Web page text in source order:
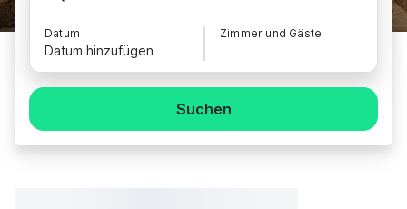
Datum
Datum hinzufügen
Zimmer und Gäste
Suchen